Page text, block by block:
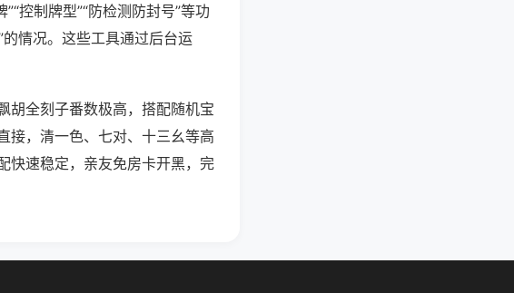
控制牌型”“防检测防封号”等功
情况。这些工具通过后台运
胡全刻子番数极高，搭配随机宝
接，清一色、七对、十三幺等高
快速稳定，亲友免房卡开黑，完